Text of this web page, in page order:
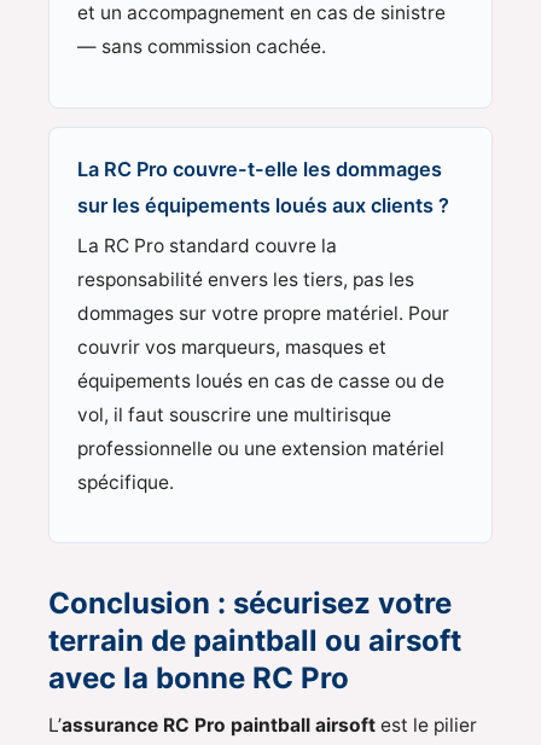
et un accompagnement en cas de sinistre
— sans commission cachée.
La RC Pro couvre-t-elle les dommages
sur les équipements loués aux clients ?
La RC Pro standard couvre la
responsabilité envers les tiers, pas les
dommages sur votre propre matériel. Pour
couvrir vos marqueurs, masques et
équipements loués en cas de casse ou de
vol, il faut souscrire une multirisque
professionnelle ou une extension matériel
spécifique.
Conclusion : sécurisez votre
terrain de paintball ou airsoft
avec la bonne RC Pro
L’assurance RC Pro paintball airsoft est le pilier